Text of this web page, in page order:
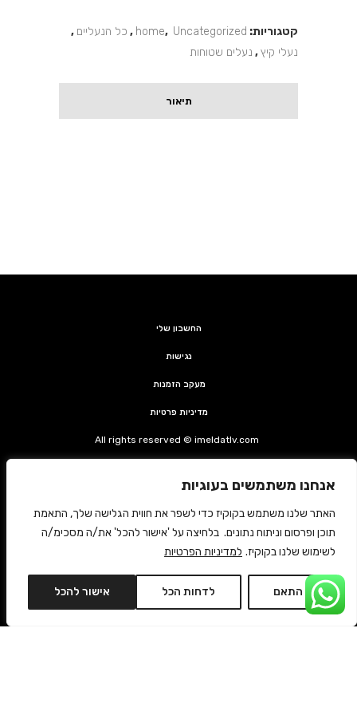
אנחנו משתמשים בעוגיות
האתר שלנו משתמש בקוקיז כדי לשפר את חווית הגלישה שלך, התאמת
תוכן ופרסום וניתוח נתונים. בלחיצה על 'אישור להכל' את/ה מסכימ/ה
לשימוש שלנו בקוקיז. למדיניות הפרטיות
התאם לדחות הכל אישור להכל
קטגוריות: home, Uncategorized
, כל הנעליים ,
נעלי קיץ, נעלים שטוחות
תיאור
החשבון שלי
נגישות
מעקב הזמנות
מדיניות פרטיות
All rights reserved © imeldatlv.com
ביטול עסקה